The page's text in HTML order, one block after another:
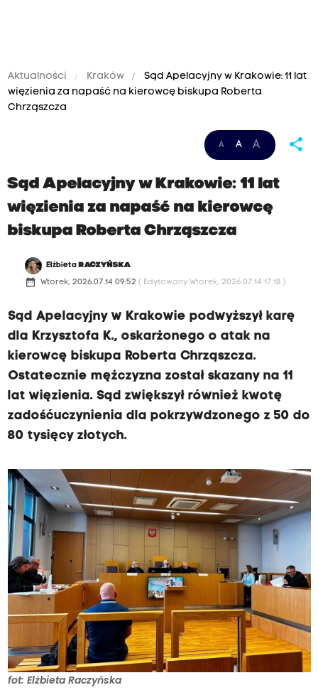
Aktualności Kraków
Sąd Apelacyjny w Krakowie: 11 lat
więzienia za napaść na kierowcę biskupa Roberta
Chrząszcza
A A A share
Sąd Apelacyjny w Krakowie: 11 lat
więzienia za napaść na kierowcę
biskupa Roberta Chrząszcza
Elżbieta RACZYŃSKA
date_range Wtorek, 2026.07.14 09:52 ( Edytowany Wtorek, 2026.07.14 17:18 )
Sąd Apelacyjny w Krakowie podwyższył karę
dla Krzysztofa K., oskarżonego o atak na
kierowcę biskupa Roberta Chrząszcza.
Ostatecznie mężczyzna został skazany na 11
lat więzienia. Sąd zwiększył również kwotę
zadośćuczynienia dla pokrzywdzonego z 50 do
80 tysięcy złotych.
fot: Elżbieta Raczyńska